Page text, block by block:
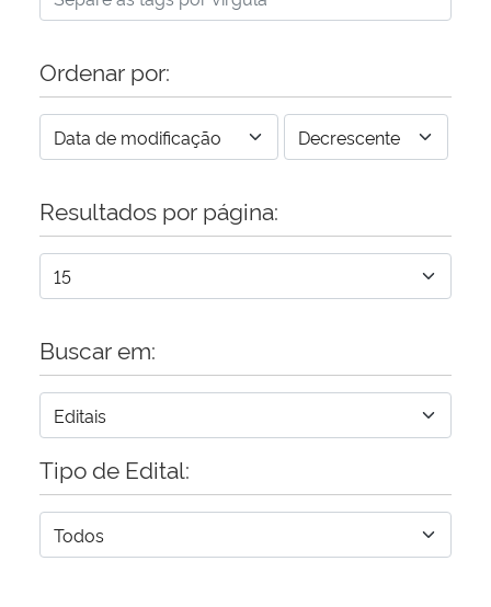
Ordenar por:
Resultados por página:
Buscar em:
Tipo de Edital: